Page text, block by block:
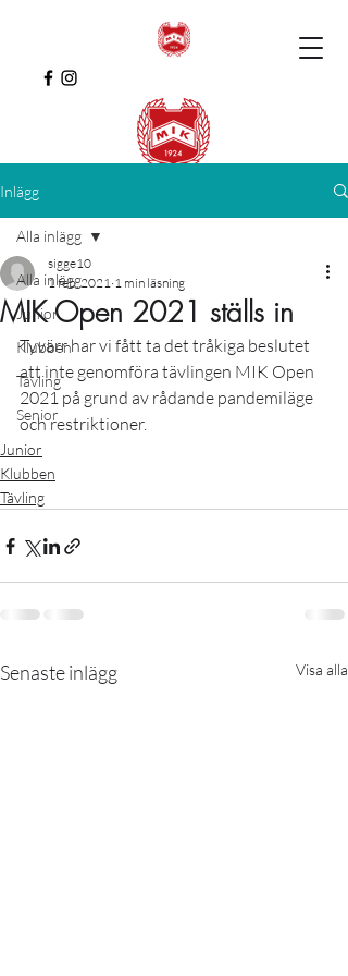
Inlägg
Alla inlägg
Junior
Klubben
Tävling
Senior
Alla inlägg
MIK Open 2021 ställs in
sigge10
1 feb. 2021 1 min läsning
Tyvärr har vi fått ta det tråkiga beslutet
att inte genomföra tävlingen MIK Open
2021 på grund av rådande pandemiläge
och restriktioner.
Junior
Klubben
Tävling
Senaste inlägg Visa alla